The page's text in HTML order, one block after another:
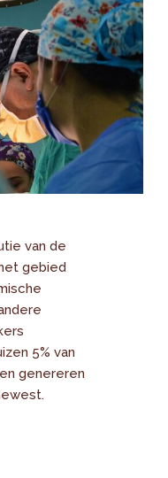
van de
gebied
5% van
genereren